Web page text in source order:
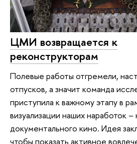
ЦМИ возвращается к
реконструкторам
Полевые работы отгремели,
отпусков, а значит команда
приступила к важному этапу в
визуализации наших наработок
документального кино. Идея
чтобы показать активное